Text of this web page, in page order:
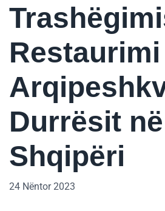
Durrësit në
Shqipëri
24 Nëntor 2023